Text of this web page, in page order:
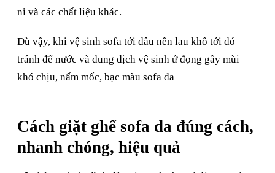
nỉ và các chất liệu khác.
Dù vậy, khi vệ sinh sofa tới đâu nên lau khô tới đó
tránh để nước và dung dịch vệ sinh ứ đọng gây mùi
khó chịu, nấm mốc, bạc màu sofa da
Cách giặt ghế sofa da đúng cách,
nhanh chóng, hiệu quả